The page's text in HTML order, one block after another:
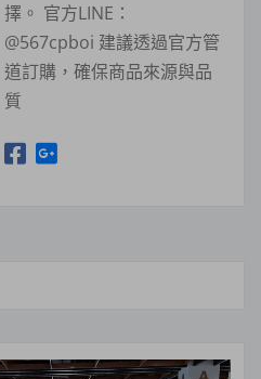
擇。 官方LINE：
@567cpboi 建議透過官方管
道訂購，確保商品來源與品
質